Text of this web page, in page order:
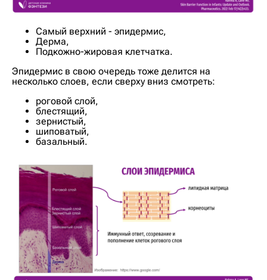
Самый верхний - эпидермис,
Дерма,
Подкожно-жировая клетчатка.
Эпидермис в свою очередь тоже делится на
несколько слоев, если сверху вниз смотреть:
роговой слой,
блестящий,
зернистый,
шиповатый,
базальный.